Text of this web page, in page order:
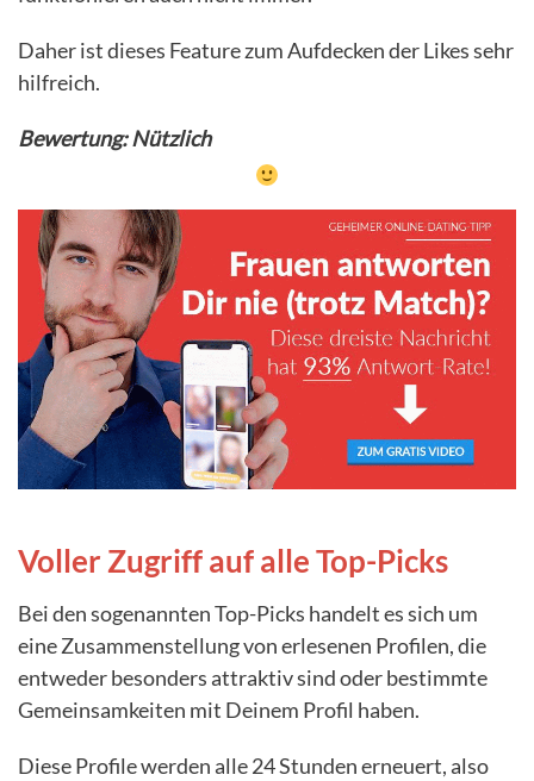
Daher ist dieses Feature zum Aufdecken der Likes sehr
hilfreich.
Bewertung: Nützlich
Voller Zugriff auf alle Top-Picks
Bei den sogenannten Top-Picks handelt es sich um
eine Zusammenstellung von erlesenen Profilen, die
entweder besonders attraktiv sind oder bestimmte
Gemeinsamkeiten mit Deinem Profil haben.
Diese Profile werden alle 24 Stunden erneuert, also